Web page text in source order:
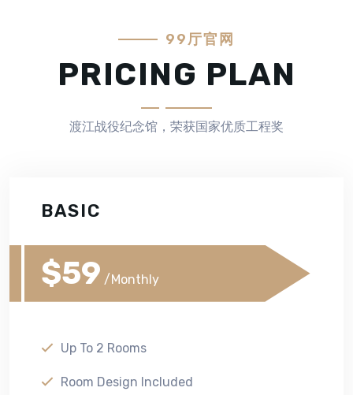
99厅官网
PRICING PLAN
渡江战役纪念馆，荣获国家优质工程奖
BASIC
$59 /Monthly
Up To 2 Rooms
Room Design Included